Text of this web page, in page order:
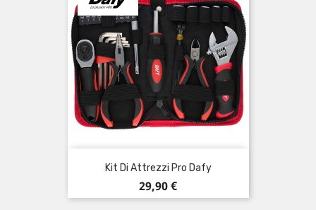
Kit Di Attrezzi Pro Dafy
Prezzo
29,90 €